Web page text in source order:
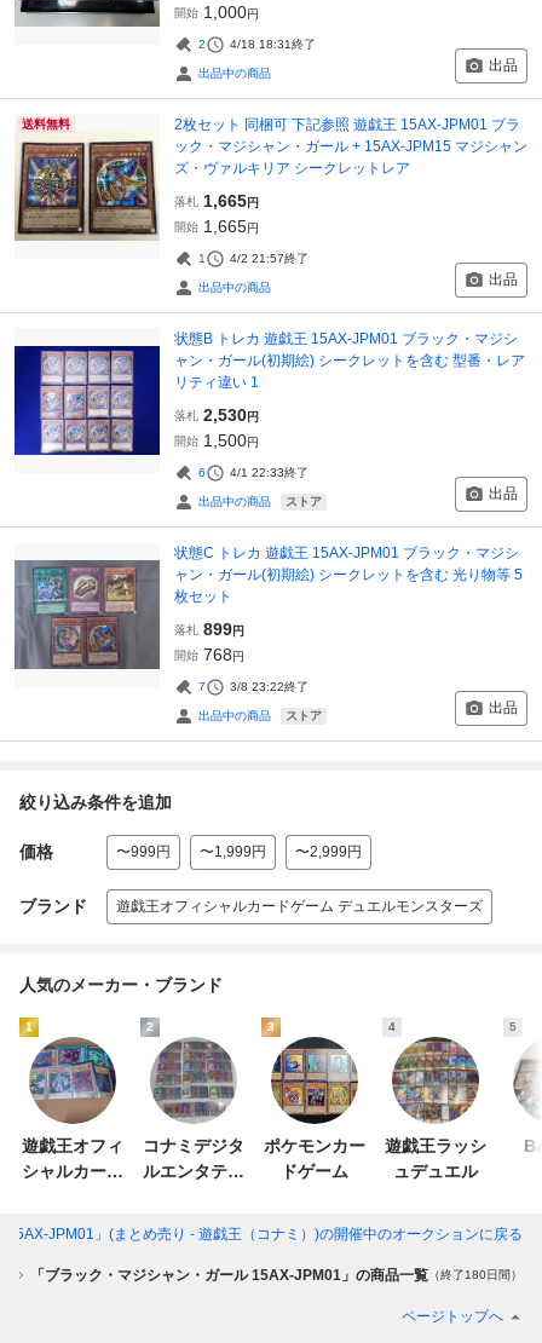
開始 1,000円
2 4/18 18:31終了
出品中の商品 出品
送料無料
2枚セット 同梱可 下記参照 遊戯王 15AX-JPM01 ブラ
ック・マジシャン・ガール + 15AX-JPM15 マジシャン
ズ・ヴァルキリア シークレットレア
落札 1,665円
開始 1,665円
1 4/2 21:57終了
出品中の商品 出品
状態B トレカ 遊戯王 15AX-JPM01 ブラック・マジシ
ャン・ガール(初期絵) シークレットを含む 型番・レア
リティ違い 1
落札 2,530円
開始 1,500円
6 4/1 22:33終了
出品中の商品 ストア 出品
状態C トレカ 遊戯王 15AX-JPM01 ブラック・マジシ
ャン・ガール(初期絵) シークレットを含む 光り物等 5
枚セット
落札 899円
開始 768円
7 3/8 23:22終了
出品中の商品 ストア 出品
絞り込み条件を追加
価格 〜999円 〜1,999円 〜2,999円
ブランド 遊戯王オフィシャルカードゲーム デュエルモンスターズ
人気のメーカー・ブランド
1
遊戯王オフィ
シャルカード
2
コナミデジタ
ルエンタテイ
3
ポケモンカー
ドゲーム
4
遊戯王ラッシ
ュデュエル
5
15AX-JPM01」(まとめ売り - 遊戯王（コナミ）)の開催中のオークションに戻る
「ブラック・マジシャン・ガール 15AX-JPM01」の商品一覧 （終了180日間）
ページトップへ